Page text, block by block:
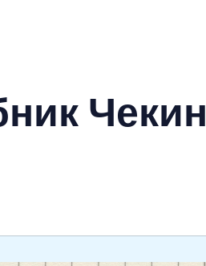
Чекин